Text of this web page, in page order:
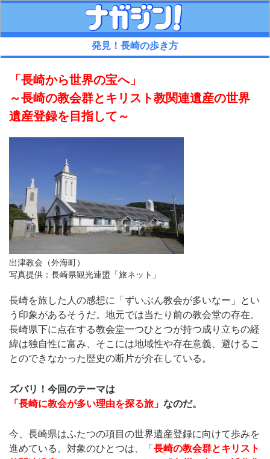
発見！長崎の歩き方
「長崎から世界の宝へ」
～長崎の教会群とキリスト教関連遺産の世界
遺産登録を目指して～
出津教会（外海町）
写真提供：長崎県観光連盟「旅ネット」
長崎を旅した人の感想に「ずいぶん教会が多いなー」とい
う印象があるそうだ。地元では当たり前の教会堂の存在。
長崎県下に点在する教会堂一つひとつが持つ成り立ちの経
緯は独自性に富み、そこには地域性や存在意義、避けるこ
とのできなかった歴史の断片が介在している。
ズバリ！今回のテーマは
「長崎に教会が多い理由を探る旅」 なのだ。
今、長崎県はふたつの項目の世界遺産登録に向けて歩みを
進めている。対象のひとつは、「 長崎の教会群とキリスト